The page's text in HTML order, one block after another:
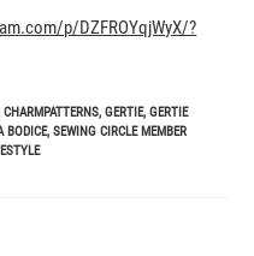
p/DZFROYqjWyX/?
CHARMPATTERNS, GERTIE, GERTIE
BODICE, SEWING CIRCLE MEMBER